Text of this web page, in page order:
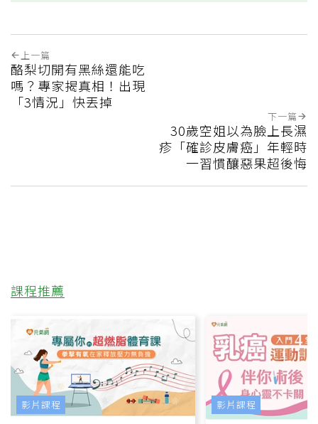
上一篇
酪梨切開有黑絲還能吃
嗎？專家揭真相！出現
「3情況」快丟掉
下一篇
30歲空姐以為臉上長濕
疹「確診皮膚癌」年輕時
一習慣釀惡果超後悔
課程推薦
影片課程 影片課程